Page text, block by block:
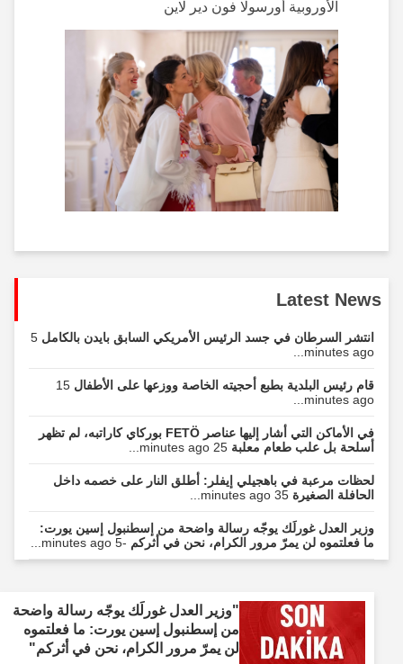
الأوروبية أورسولا فون دير لاين
Latest News
انتشر السرطان في جسد الرئيس الأمريكي السابق بايدن بالكامل5
minutes ago...
قام رئيس البلدية بطبع أحجيته الخاصة ووزعها على الأطفال15
minutes ago...
في الأماكن التي أشار إليها عناصر FETÖ بوركاي كاراتبه، لم تظهر
أسلحة بل علب طعام معلبة25 minutes ago...
لحظات مرعبة في باهجيلي إيفلر: أطلق النار على خصمه داخل
الحافلة الصغيرة35 minutes ago...
وزير العدل غورلَك يوجّه رسالة واضحة من إسطنبول إسين يورت:
ما فعلتموه لن يمرّ مرور الكرام، نحن في أثركم-5 minutes ago...
"وزير العدل غورلَك يوجّه رسالة واضحة
من إسطنبول إسين يورت: ما فعلتموه
لن يمرّ مرور الكرام، نحن في أثركم"